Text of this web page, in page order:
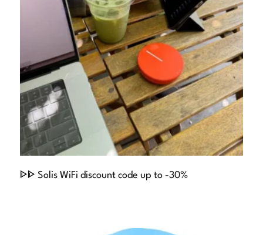
ᐈᐈ Solis WiFi discount code up to -30%